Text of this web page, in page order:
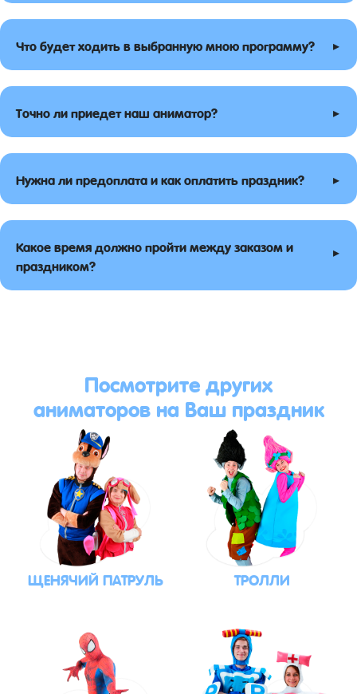
Что будет ходить в выбранную мною программу? ▸
Точно ли приедет наш аниматор? ▸
Нужна ли предоплата и как оплатить праздник? ▸
Какое время должно пройти между заказом и
праздником?
▸
Посмотрите других
аниматоров на Ваш праздник
ЩЕНЯЧИЙ ПАТРУЛЬ ТРОЛЛИ